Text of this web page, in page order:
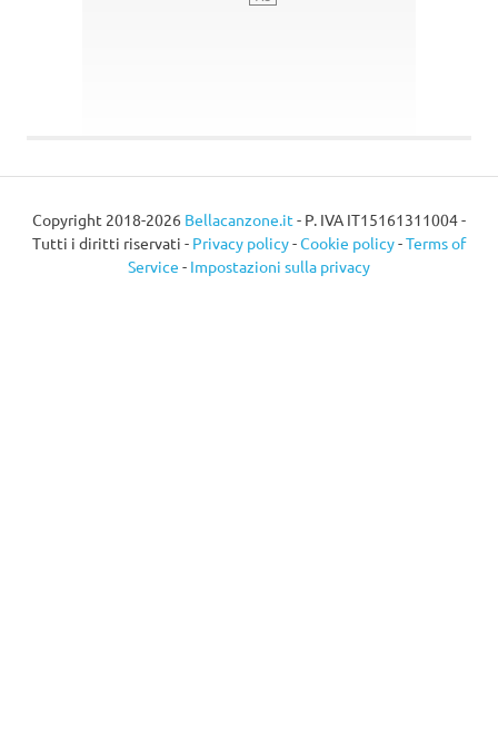
Copyright 2018-2026 Bellacanzone.it - P. IVA IT15161311004 -
Tutti i diritti riservati - Privacy policy-Cookie policy-Terms of
Service - Impostazioni sulla privacy